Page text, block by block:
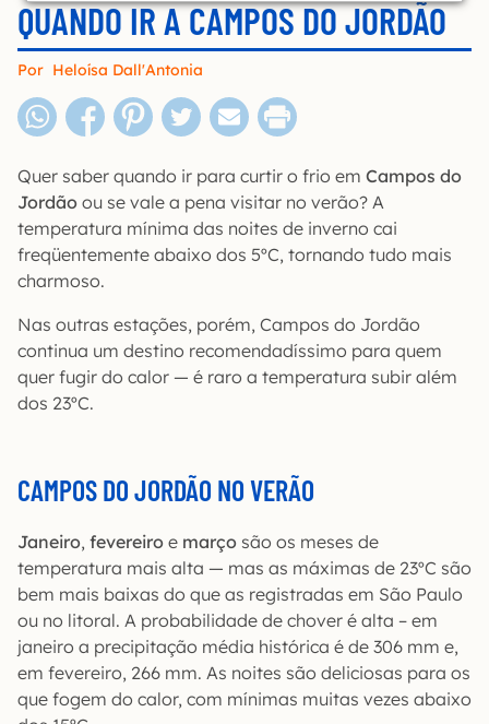
QUANDO IR A CAMPOS DO JORDÃO
Por Heloísa Dall'Antonia
Quer saber quando ir para curtir o frio em Campos do
Jordão ou se vale a pena visitar no verão? A
temperatura mínima das noites de inverno cai
freqüentemente abaixo dos 5ºC, tornando tudo mais
charmoso.
Nas outras estações, porém, Campos do Jordão
continua um destino recomendadíssimo para quem
quer fugir do calor — é raro a temperatura subir além
dos 23ºC.
CAMPOS DO JORDÃO NO VERÃO
Janeiro, fevereiro e março são os meses de
temperatura mais alta — mas as máximas de 23ºC são
bem mais baixas do que as registradas em São Paulo
ou no litoral. A probabilidade de chover é alta – em
janeiro a precipitação média histórica é de 306 mm e,
em fevereiro, 266 mm. As noites são deliciosas para os
que fogem do calor, com mínimas muitas vezes abaixo